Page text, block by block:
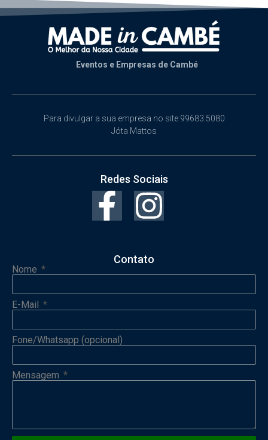
Eventos e Empresas de Cambé
Para divulgar a sua empresa no site 99683.5080
Jóta Mattos
Redes Sociais
Contato
Nome
E-Mail
Fone/Whatsapp (opcional)
Mensagem